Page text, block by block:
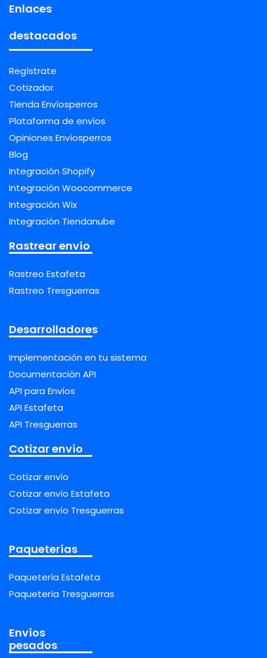
Enlaces
destacados
Regístrate
Cotizador
Tienda Envíosperros
Plataforma de envíos
Opiniones Envíosperros
Blog
Integración Shopify
Integración Woocommerce
Integración Wix
Integración Tiendanube
Rastrear envío
Rastreo Estafeta
Rastreo Tresguerras
Desarrolladores
Implementación en tu sistema
Documentación API
API para Envíos
API Estafeta
API Tresguerras
Cotizar envío
Cotizar envío
Cotizar envío Estafeta
Cotizar envío Tresguerras
Paqueterías
Paquetería Estafeta
Paquetería Tresguerras
Envíos
pesados